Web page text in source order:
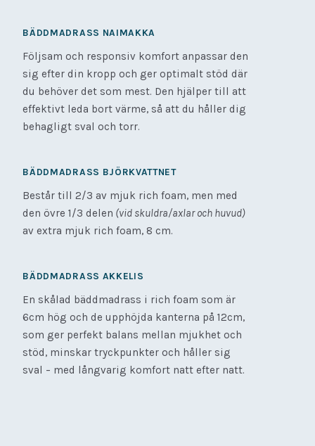
BÄDDMADRASS NAIMAKKA
Följsam och responsiv komfort anpassar den
sig efter din kropp och ger optimalt stöd där
du behöver det som mest. Den hjälper till att
effektivt leda bort värme, så att du håller dig
behagligt sval och torr.
BÄDDMADRASS BJÖRKVATTNET
Består till 2/3 av mjuk rich foam, men med
den övre 1/3 delen (vid skuldra/axlar och huvud)
av extra mjuk rich foam, 8 cm.
BÄDDMADRASS AKKELIS
En skålad bäddmadrass i rich foam som är
6cm hög och de upphöjda kanterna på 12cm,
som ger perfekt balans mellan mjukhet och
stöd, minskar tryckpunkter och håller sig
sval – med långvarig komfort natt efter natt.